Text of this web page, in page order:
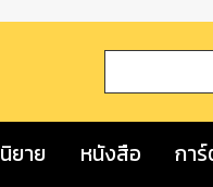
นิยาย หนังสือ กา